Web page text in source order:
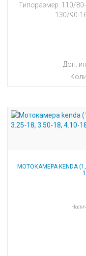
Типоразмер: 110/
130/90-
Доп.
МОТОКАМЕРА KENDA